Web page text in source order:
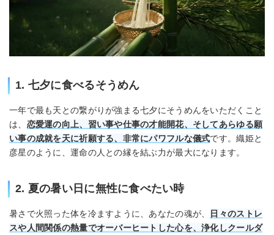
1. 七夕に食べるそうめん
一年で最も天との繋がりが強まる七夕にそうめんをいただくこと
は、 恋愛運の向上、習い事や仕事の才能開花、そしてあらゆる願
い事の成就を天に祈願する、非常にパワフルな儀式です。織姫と
彦星のように、運命の人との縁を結ぶ力が最大になります。
2. 夏の暑い日に無性に食べたい時
暑さで火照った体を冷ますように、あなたの魂が、
日々のストレ
スや人間関係の熱量でオーバーヒートした心を、浄化しクールダ